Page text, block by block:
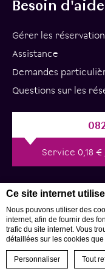
Ce site internet
Nous pouvons utiliser des
internet, afin de fournir des
trafic du site internet. Vous
détaillées sur les cookies
Personnaliser Tout
Besoin
Gérer les
Assistance
Demandes
Questions sur les
Service 0,18
©